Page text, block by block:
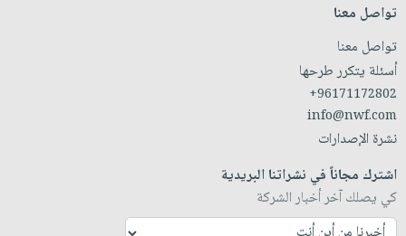
تواصل معنا
تواصل معنا
أسئلة يتكرر طرحها
+96171172802
info@nwf.com
نشرة الإصدارات
اشترك مجاناً في نشراتنا البريدية
كي يصلك آخر أخبار الشركة